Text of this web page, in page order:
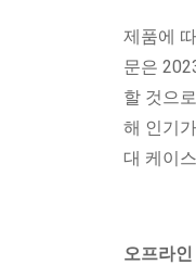
제품에
문은
할 것으
해 인기
대 케이
오프라